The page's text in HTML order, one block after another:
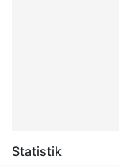
Statistik